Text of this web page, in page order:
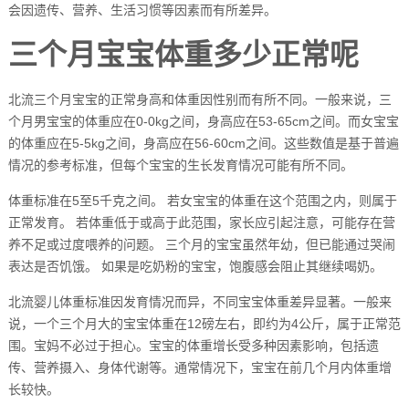
会因遗传、营养、生活习惯等因素而有所差异。
三个月宝宝体重多少正常呢
北流三个月宝宝的正常身高和体重因性别而有所不同。一般来说，三
个月男宝宝的体重应在0-0kg之间，身高应在53-65cm之间。而女宝宝
的体重应在5-5kg之间，身高应在56-60cm之间。这些数值是基于普遍
情况的参考标准，但每个宝宝的生长发育情况可能有所不同。
体重标准在5至5千克之间。 若女宝宝的体重在这个范围之内，则属于
正常发育。 若体重低于或高于此范围，家长应引起注意，可能存在营
养不足或过度喂养的问题。 三个月的宝宝虽然年幼，但已能通过哭闹
表达是否饥饿。 如果是吃奶粉的宝宝，饱腹感会阻止其继续喝奶。
北流婴儿体重标准因发育情况而异，不同宝宝体重差异显著。一般来
说，一个三个月大的宝宝体重在12磅左右，即约为4公斤，属于正常范
围。宝妈不必过于担心。宝宝的体重增长受多种因素影响，包括遗
传、营养摄入、身体代谢等。通常情况下，宝宝在前几个月内体重增
长较快。